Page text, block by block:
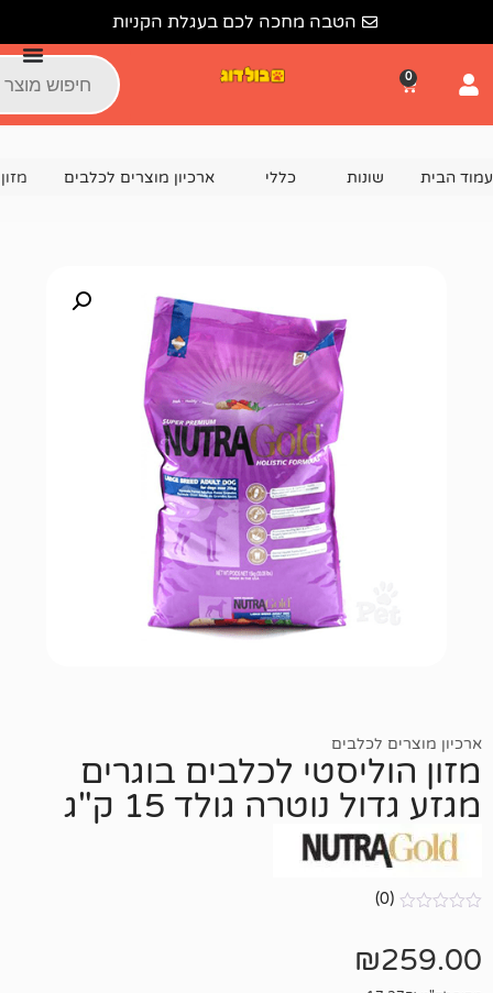
הטבה מחכה לכם בעגלת הקניות
ארכיון מוצרים לכלבים מזון הוליסטי לכלבים
לכלבים בוגרים
גולד 15 ק"ג